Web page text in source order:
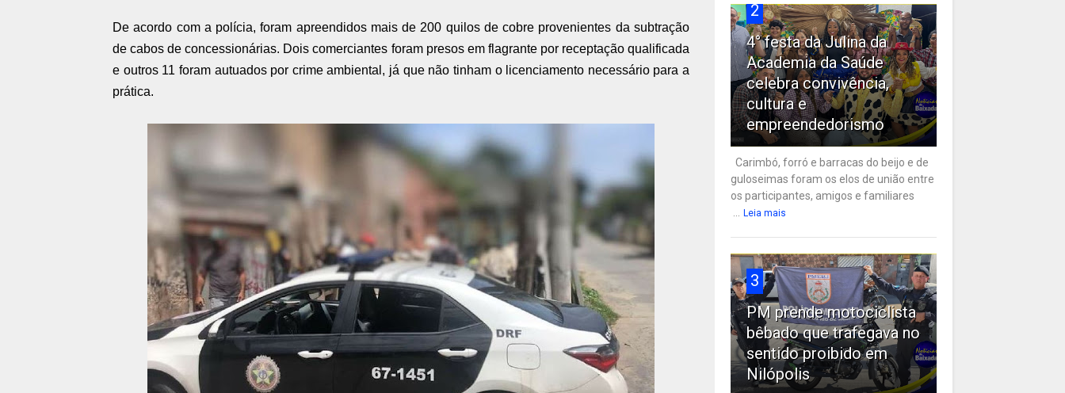
De acordo com a polícia, foram apreendidos mais de 200 quilos de cobre provenientes da subtração
de cabos de concessionárias. Dois comerciantes foram presos em flagrante por receptação qualificada
e outros 11 foram autuados por crime ambiental, já que não tinham o licenciamento necessário para a
prática.
2
4° festa da Julina da
Academia da Saúde
celebra convivência,
cultura e
empreendedorismo
Carimbó, forró e barracas do beijo e de
guloseimas foram os elos de união entre
os participantes, amigos e familiares
... Leia mais
3
PM prende motociclista
bêbado que trafegava no
sentido proibido em
Nilópolis